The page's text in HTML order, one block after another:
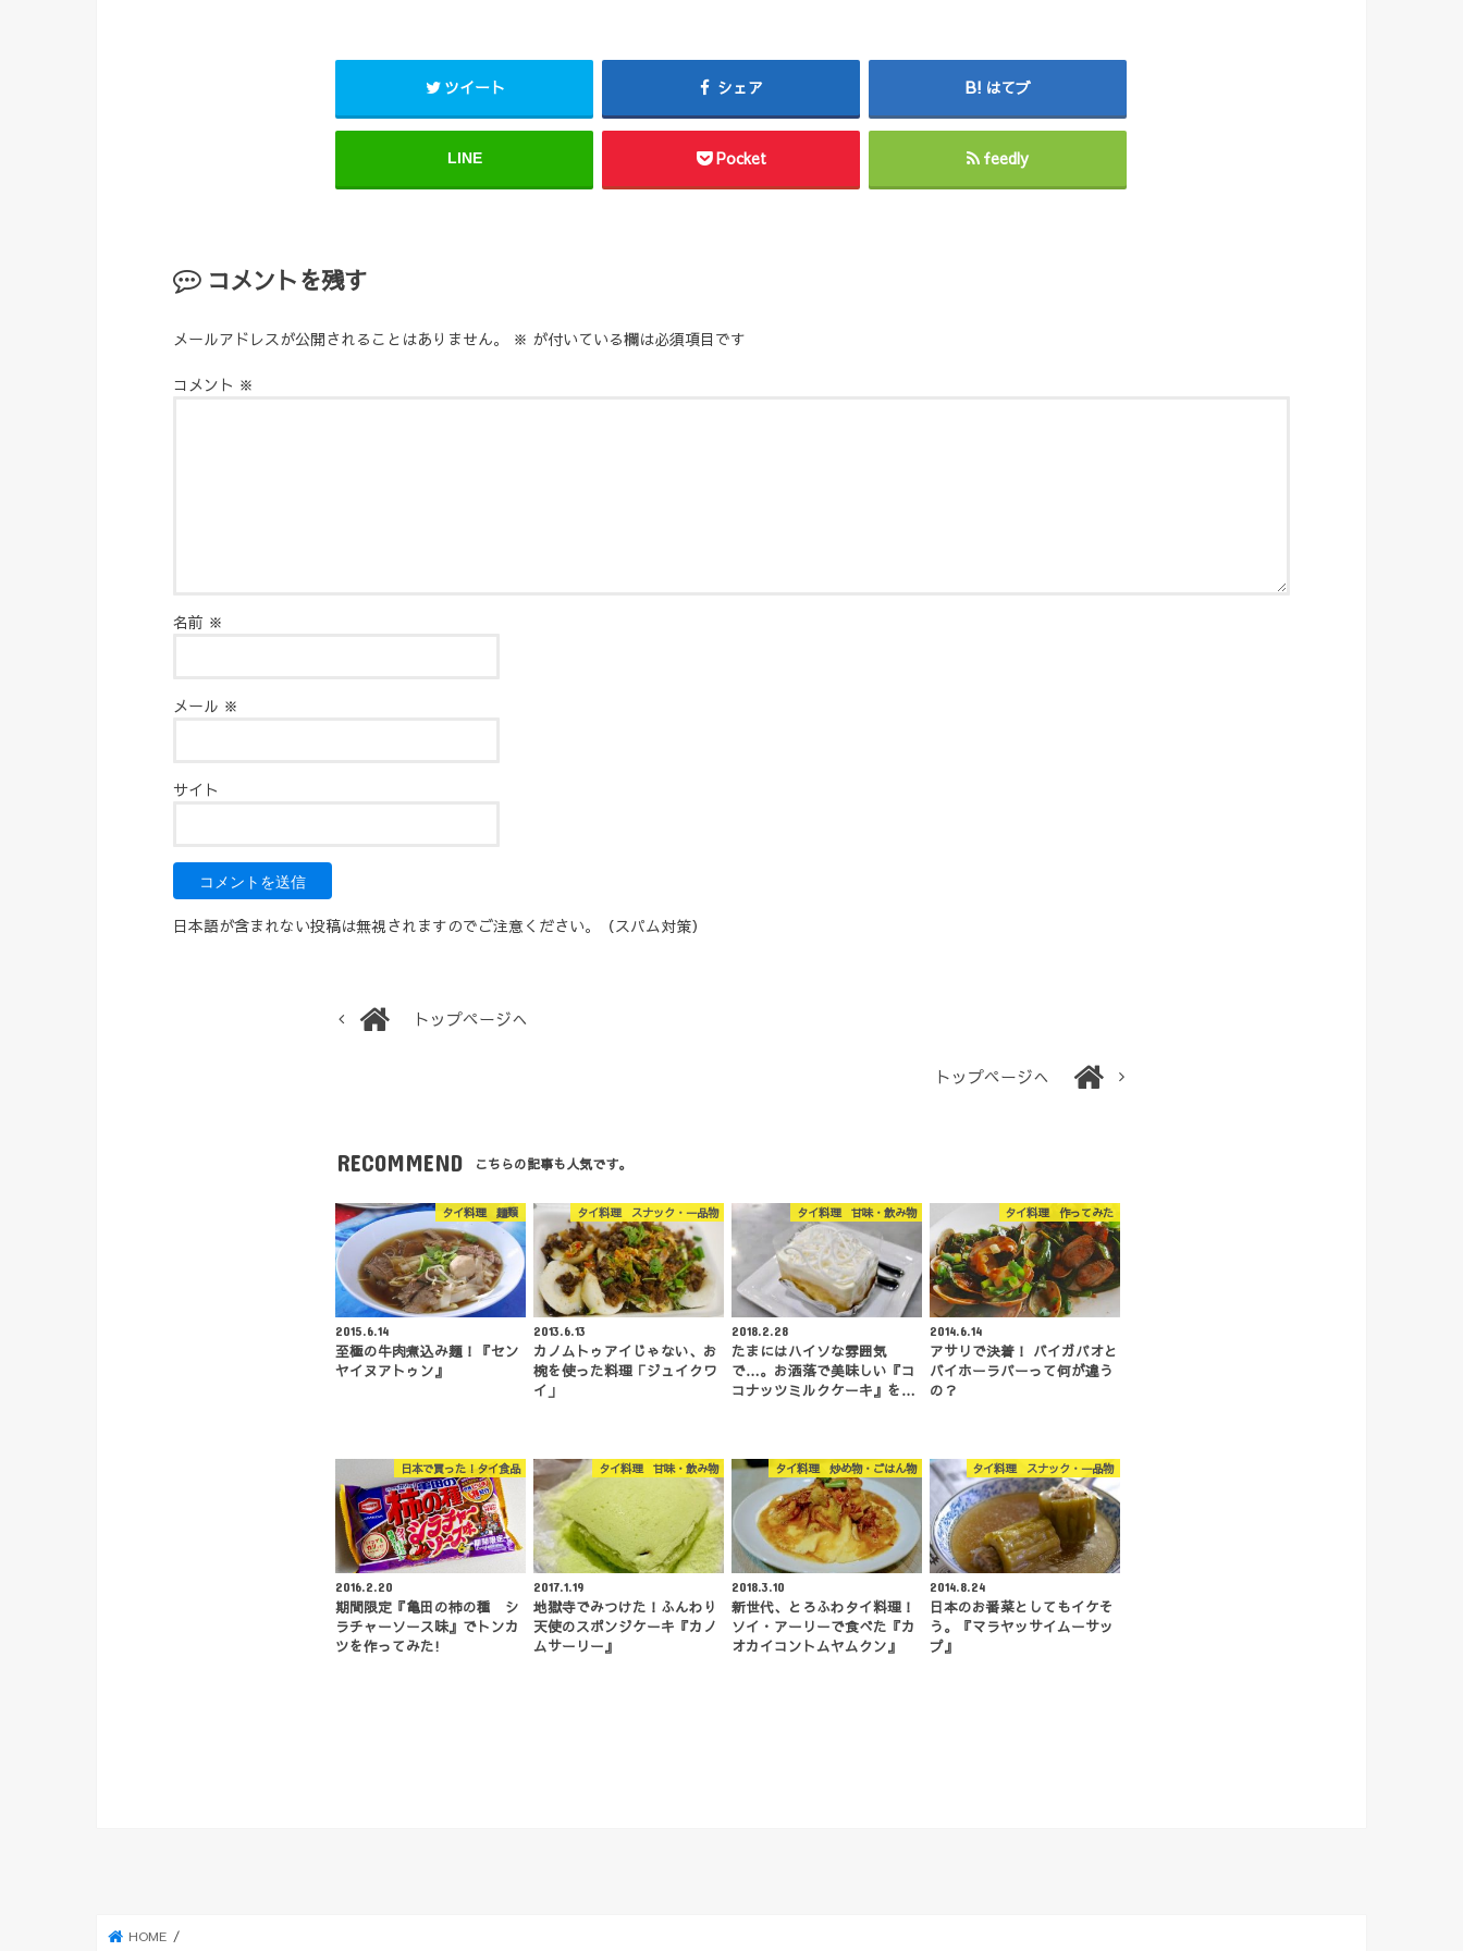
ツイート シェア はてブ
LINE Pocket feedly
コメントを残す
メールアドレスが公開されることはありません。 ※ が付いている欄は必須項目です
コメント ※
名前 ※
メール ※
サイト
日本語が含まれない投稿は無視されますのでご注意ください。（スパム対策）
トップページへ
トップページへ
RECOMMEND こちらの記事も人気です。
タイ料理 麺類
2015.6.14
至極の牛肉煮込み麺！『セン
ヤイヌアトゥン』
タイ料理 スナック・一品物
2013.6.13
カノムトゥアイじゃない、お
椀を使った料理「ジュイクワ
イ」
タイ料理 甘味・飲み物
2018.2.28
たまにはハイソな雰囲気
で…。お洒落で美味しい『コ
コナッツミルクケーキ』を…
タイ料理 作ってみた
2014.6.14
アサリで決着！ バイガパオと
バイホーラパーって何が違う
の？
日本で買った！タイ食品
2016.2.20
期間限定『亀田の柿の種 シ
ラチャーソース味』でトンカ
ツを作ってみた!
タイ料理 甘味・飲み物
2017.1.19
地獄寺でみつけた！ふんわり
天使のスポンジケーキ『カノ
ムサーリー』
タイ料理 炒め物・ごはん物
2018.3.10
新世代、とろふわタイ料理！
ソイ・アーリーで食べた『カ
オカイコントムヤムクン』
タイ料理 スナック・一品物
2014.8.24
日本のお番菜としてもイケそ
う。『マラヤッサイムーサッ
プ』
HOME